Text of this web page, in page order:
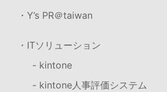
・Y’s PR＠taiwan
・ITソリューション
- kintone
- kintone人事評価システム